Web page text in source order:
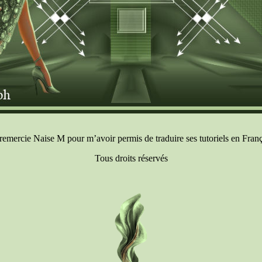
Naise M pour m’avoir permis de traduire ses tutoriels en
Tous droits réservés